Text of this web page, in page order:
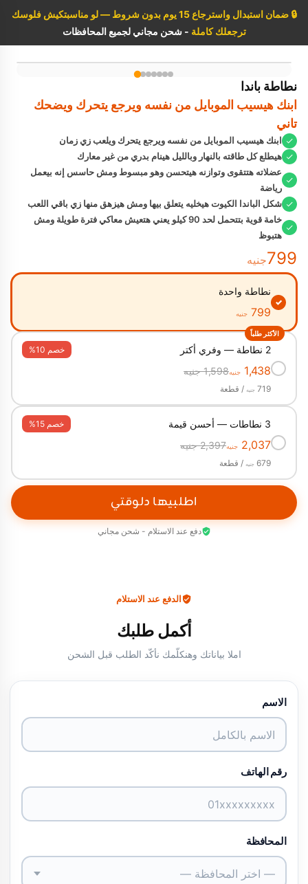
🔒
ضمان استبدال واسترجاع 15 يوم بدون شروط — لو مناسبتكيش فلوسك
ترجعلك كاملة - شحن مجاني لجميع المحافظات
نطاطة باندا
ابنك هيسيب الموبايل من نفسه ويرجع يتحرك ويضحك
تاني
ابنك هيسيب الموبايل من نفسه ويرجع يتحرك ويلعب زي زمان
هيطلع كل طاقته بالنهار وبالليل هينام بدري من غير معارك
عضلاته هتتقوى وتوازنه هيتحسن وهو مبسوط ومش حاسس إنه بيعمل
رياضة
شكل الباندا الكيوت هيخليه يتعلق بيها ومش هيزهق منها زي باقي اللعب
خامة قوية بتتحمل لحد 90 كيلو يعني هتعيش معاكي فترة طويلة ومش
هتبوظ
799جنيه
✓
نطاطة واحدة
799 جنيه
الأكثر طلباً
✓
2 نطاطة — وفري أكتر خصم 10%
1,438 جنيه1,598 جنيه
719 جنيه / قطعة
✓
3 نطاطات — أحسن قيمة خصم 15%
2,037 جنيه2,397 جنيه
679 جنيه / قطعة
اطلبيها دلوقتي
دفع عند الاستلام - شحن مجاني
الدفع عند الاستلام
أكمل طلبك
املا بياناتك وهنكلّمك نأكّد الطلب قبل الشحن
الاسم
رقم الهاتف
المحافظة
— اختر المحافظة —